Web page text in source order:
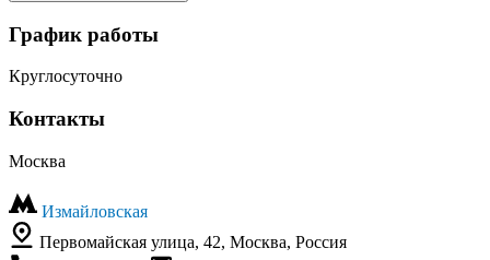
График работы
Круглосуточно
Контакты
Москва
Измайловская
Первомайская улица, 42, Москва, Россия